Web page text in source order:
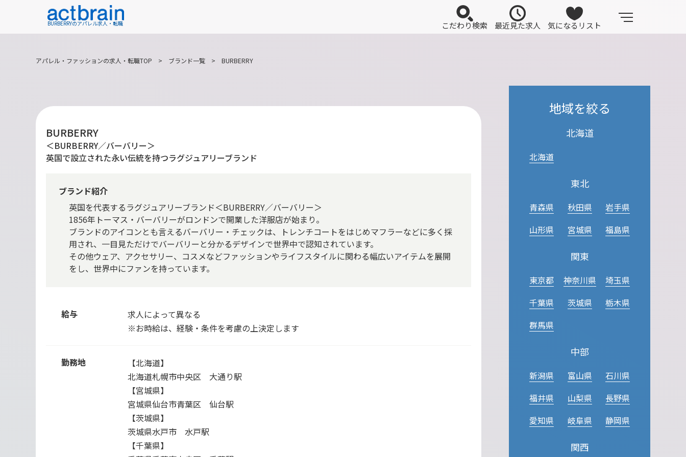
BURBERRYのアパレル求人・転職 こだわり検索 最近見た求人 気になるリスト
アパレル・ファッションの求人・転職TOP > ブランド一覧> BURBERRY
BURBERRY
＜BURBERRY／バーバリー＞
英国で設立された永い伝統を持つラグジュアリーブランド
ブランド紹介
英国を代表するラグジュアリーブランド＜BURBERRY／バーバリー＞
1856年トーマス・バーバリーがロンドンで開業した洋服店が始まり。
ブランドのアイコンとも言えるバーバリー・チェックは、トレンチコートをはじめマフラーなどに多く採
用され、一目見ただけでバーバリーと分かるデザインで世界中で認知されています。
その他ウェア、アクセサリー、コスメなどファッションやライフスタイルに関わる幅広いアイテムを展開
をし、世界中にファンを持っています。
給与
求人によって異なる
※お時給は、経験・条件を考慮の上決定します
勤務地
【北海道】
北海道札幌市中央区 大通り駅
【宮城県】
宮城県仙台市青葉区 仙台駅
【茨城県】
茨城県水戸市 水戸駅
【千葉県】
地域を絞る
北海道
北海道
東北
青森県 秋田県
岩手県
山形県
宮城県 福島県
関東
東京都 神奈川県
埼玉県
千葉県
茨城県
栃木県
群馬県
中部
新潟県 富山県
石川県
福井県
山梨県
長野県
愛知県
岐阜県 静岡県
関西